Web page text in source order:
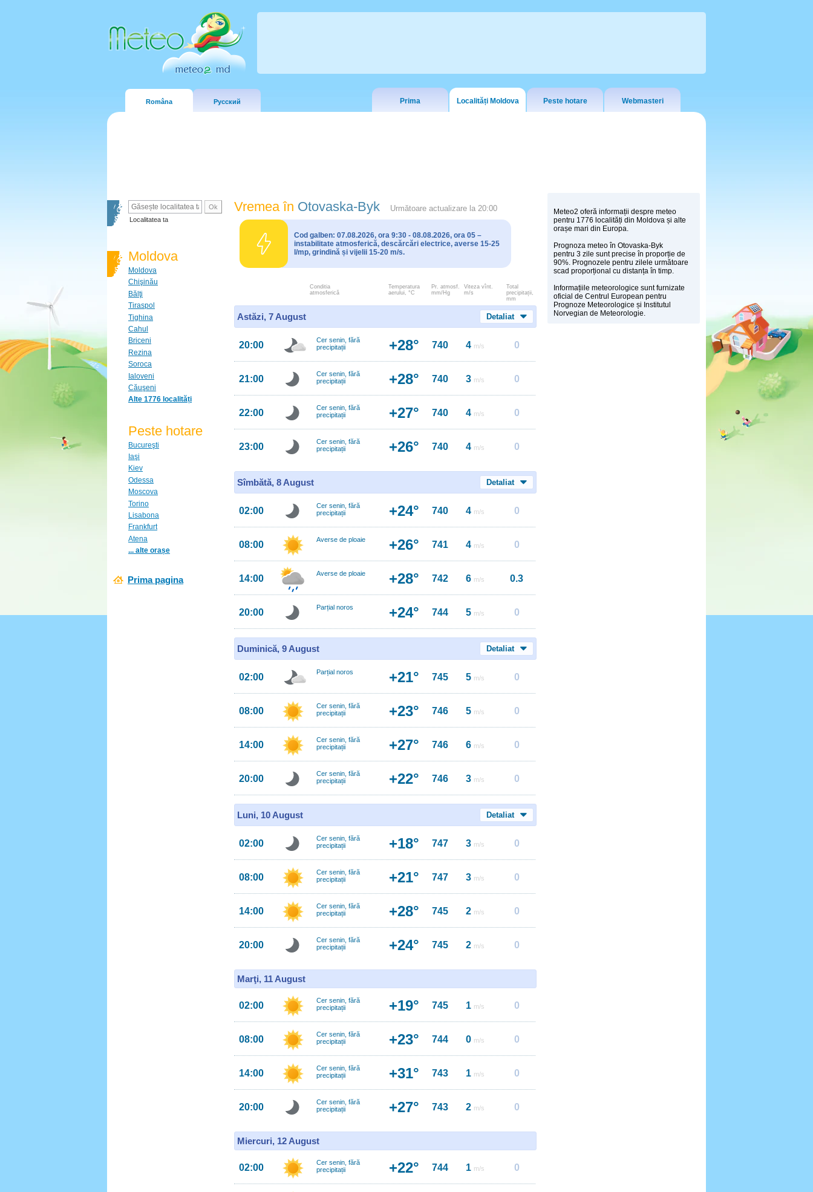
Româna Русский Prima Localități Moldova Peste hotare Webmasteri
Localitatea ta
Moldova
Moldova
Chişinău
Bălţi
Tiraspol
Tighina
Cahul
Briceni
Rezina
Soroca
Ialoveni
Căuşeni
Alte 1776 localități
Peste hotare
Bucureşti
Iaşi
Kiev
Odessa
Moscova
Torino
Lisabona
Frankfurt
Atena
... alte orașe
Prima pagina
Vremea în Otovaska-Byk Următoare actualizare la 20:00
Cod galben: 07.08.2026, ora 9:30 - 08.08.2026, ora 05 –
instabilitate atmosferică, descărcări electrice, averse 15-25
l/mp, grindină și vijelii 15-20 m/s.
Conditia
atmosferică
Temperatura
aerului, °C
Pr. atmosf.
mm/Hg
Viteza vînt.
m/s
Total
precipitații,
mm
Astăzi, 7 August Detaliat
20:00
Cer senin, fără
precipitații
+28° 740 4 m/s 0
21:00
Cer senin, fără
precipitații
+28° 740 3 m/s 0
22:00
Cer senin, fără
precipitații
+27° 740 4 m/s 0
23:00
Cer senin, fără
precipitații
+26° 740 4 m/s 0
Sîmbătă, 8 August Detaliat
02:00
Cer senin, fără
precipitații
+24° 740 4 m/s 0
08:00 Averse de ploaie +26° 741 4 m/s 0
14:00 Averse de ploaie +28° 742 6 m/s 0.3
20:00 Parțial noros +24° 744 5 m/s 0
Duminică, 9 August Detaliat
02:00 Parțial noros +21° 745 5 m/s 0
08:00
Cer senin, fără
precipitații
+23° 746 5 m/s 0
14:00
Cer senin, fără
precipitații
+27° 746 6 m/s 0
20:00
Cer senin, fără
precipitații
+22° 746 3 m/s 0
Luni, 10 August Detaliat
02:00
Cer senin, fără
precipitații
+18° 747 3 m/s 0
08:00
Cer senin, fără
precipitații
+21° 747 3 m/s 0
14:00
Cer senin, fără
precipitații
+28° 745 2 m/s 0
20:00
Cer senin, fără
precipitații
+24° 745 2 m/s 0
Marţi, 11 August
02:00
Cer senin, fără
precipitații
+19° 745 1 m/s 0
08:00
Cer senin, fără
precipitații
+23° 744 0 m/s 0
14:00
Cer senin, fără
precipitații
+31° 743 1 m/s 0
20:00
Cer senin, fără
precipitații
+27° 743 2 m/s 0
Miercuri, 12 August
02:00
Cer senin, fără
precipitații
+22° 744 1 m/s 0
Meteo2 oferă informații despre meteo
pentru 1776 localități din Moldova și alte
orașe mari din Europa.
Prognoza meteo în Otovaska-Byk
pentru 3 zile sunt precise în proporție de
90%. Prognozele pentru zilele următoare
scad proporțional cu distanța în timp.
Informațiile meteorologice sunt furnizate
oficial de Centrul European pentru
Prognoze Meteorologice și Institutul
Norvegian de Meteorologie.